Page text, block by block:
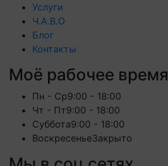
Услуги
Ч.А.В.О
Блог
Контакты
Моё рабочее время
Пн - Ср9:00 - 18:00
Чт - Пт9:00 - 18:00
Суббота9:00 - 18:00
ВоскресеньеЗакрыто